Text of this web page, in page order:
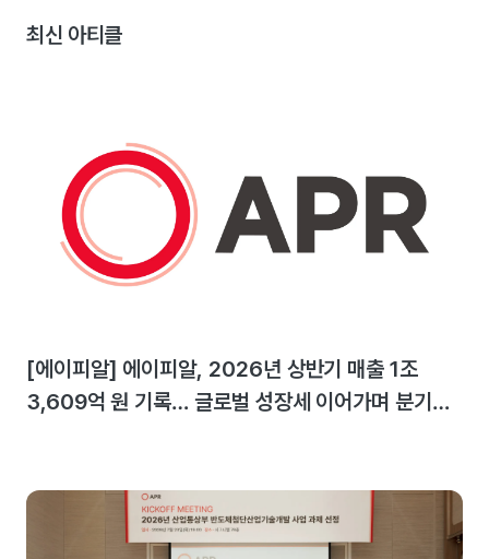
최신 아티클
[에이피알] 에이피알, 2026년 상반기 매출 1조
3,609억 원 기록… 글로벌 성장세 이어가며 분기